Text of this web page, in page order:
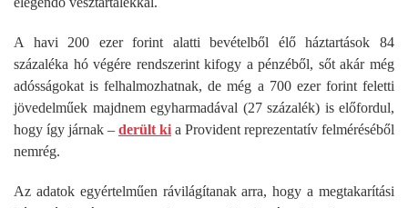
A havi 200 ezer forint alatti bevételből élő háztartások 84
százaléka hó végére rendszerint kifogy a pénzéből, sőt akár még
adósságokat is felhalmozhatnak, de még a 700 ezer forint feletti
jövedelműek majdnem egyharmadával (27 százalék) is előfordul,
hogy így járnak – derült ki a Provident reprezentatív felméréséből
nemrég.
Az adatok egyértelműen rávilágítanak arra, hogy a megtakarítási